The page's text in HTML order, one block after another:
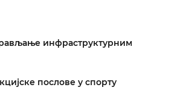
инфраструктурним
послове у спорту